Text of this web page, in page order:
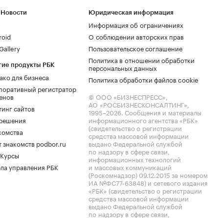
продукты РБК
для бизнеса
регистратор
сайтов
знакомств podbor.ru
управления РБК
Юридическая информация
Информация об ограничениях
О соблюдении авторских прав
Пользовательское соглашение
Политика в отношении обработки
персональных данных
Политика обработки файлов cookie
© ООО «БИЗНЕСПРЕСС»,
АО «РОСБИЗНЕСКОНСАЛТИНГ»,
1995–2026. Сообщения и материалы
информационного агентства «РБК»
(свидетельство о регистрации
средства массовой информации
выдано Федеральной службой
по надзору в сфере связи,
информационных технологий
и массовых коммуникаций
(Роскомнадзор) 09.12.2015 за номером
ИА №ФС77-63848) и сетевого издания
«РБК» (свидетельство о регистрации
средства массовой информации
выдано Федеральной службой
по надзору в сфере связи,